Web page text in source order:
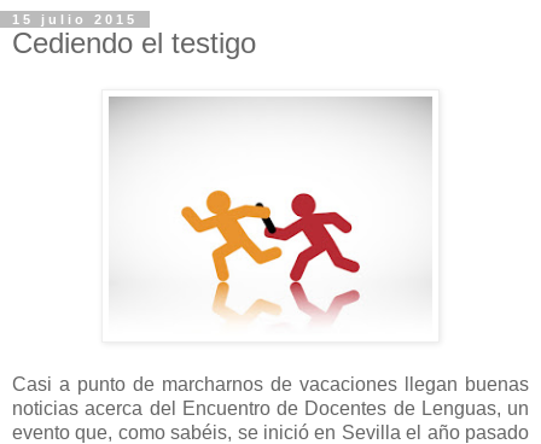
15 julio 2015
Cediendo el testigo
Casi a punto de marcharnos de vacaciones llegan buenas
noticias acerca del Encuentro de Docentes de Lenguas, un
evento que, como sabéis, se inició en Sevilla el año pasado